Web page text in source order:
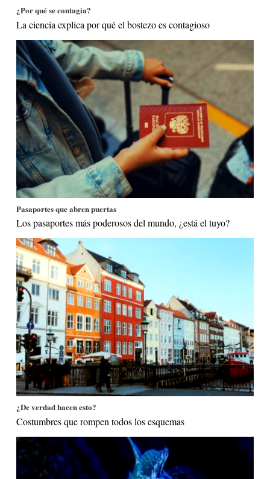
¿Por qué se contagia?
La ciencia explica por qué el bostezo es contagioso
Pasaportes que abren puertas
Los pasaportes más poderosos del mundo, ¿está el tuyo?
¿De verdad hacen esto?
Costumbres que rompen todos los esquemas